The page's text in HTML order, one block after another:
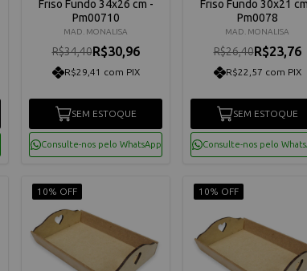
Friso Fundo 34x26 cm -
Pm00710
MAD. MONALISA
R$34,40R$30,96
R$29,41 com PIX
SEM ESTOQUE
Consulte-nos pelo WhatsApp
Friso Fundo 30x21
Pm0078
MAD. MONALISA
R$26,40R$23,76
R$22,57 com PIX
SEM ESTOQUE
Consulte-nos pelo
10% OFF 10% OFF